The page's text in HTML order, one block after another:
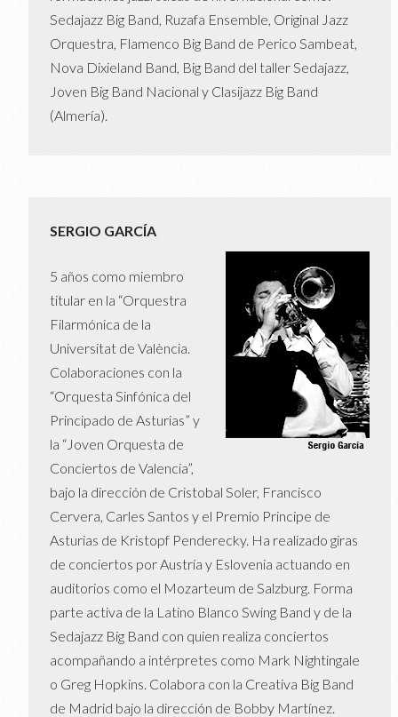
Sedajazz Big Band, Ruzafa Ensemble, Original Jazz
Orquestra, Flamenco Big Band de Perico Sambeat,
Nova Dixieland Band, Big Band del taller Sedajazz,
Joven Big Band Nacional y Clasijazz Big Band
(Almería).
SERGIO GARCÍA
5 años como miembro
titular en la “Orquestra
Filarmónica de la
Universitat de València.
Colaboraciones con la
“Orquesta Sinfónica del
Principado de Asturias” y
la “Joven Orquesta de
Conciertos de Valencia”,
bajo la dirección de Cristobal Soler, Francisco
Cervera, Carles Santos y el Premio Principe de
Asturias de Kristopf Penderecky. Ha realizado giras
de conciertos por Austría y Eslovenia actuando en
auditorios como el Mozarteum de Salzburg. Forma
parte activa de la Latino Blanco Swing Band y de la
Sedajazz Big Band con quien realiza conciertos
acompañando a intérpretes como Mark Nightingale
o Greg Hopkins. Colabora con la Creativa Big Band
de Madrid bajo la dirección de Bobby Martínez.